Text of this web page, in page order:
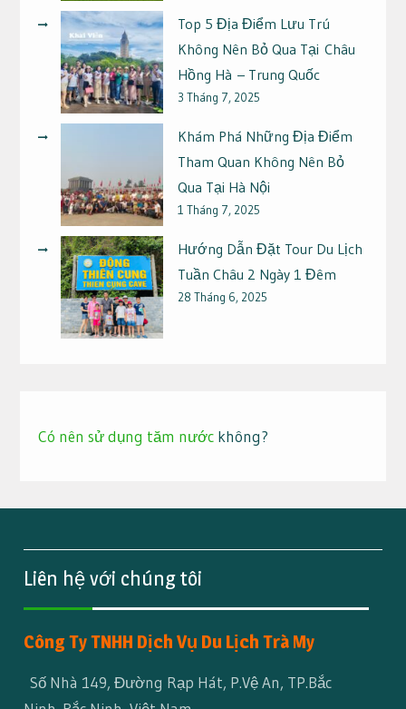
Top 5 Địa Điểm Lưu Trú
Không Nên Bỏ Qua Tại Châu
Hồng Hà – Trung Quốc
3 Tháng 7, 2025
Khám Phá Những Địa Điểm
Tham Quan Không Nên Bỏ
Qua Tại Hà Nội
1 Tháng 7, 2025
Hướng Dẫn Đặt Tour Du Lịch
Tuần Châu 2 Ngày 1 Đêm
28 Tháng 6, 2025
Có nên sử dụng tăm nướckhông?
Liên hệ với chúng tôi
Công Ty TNHH Dịch Vụ Du Lịch Trà My
Số Nhà 149, Đường Rạp Hát, P.Vệ An, TP.Bắc